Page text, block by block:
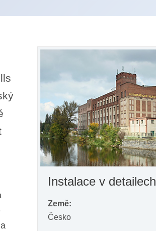
Instalace v detailech
Země:
Česko